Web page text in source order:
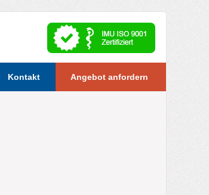
Kontakt Angebot anfordern